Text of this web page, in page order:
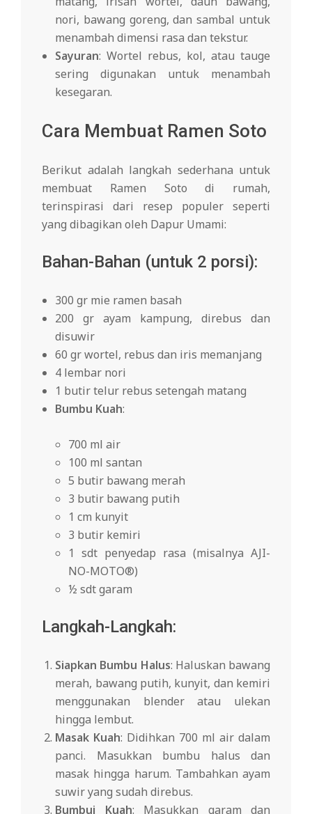
nori, bawang goreng, dan sambal untuk
menambah dimensi rasa dan tekstur.
Sayuran: Wortel rebus, kol, atau tauge
sering digunakan untuk menambah
kesegaran.
Cara Membuat Ramen Soto
Berikut adalah langkah sederhana untuk
membuat Ramen Soto di rumah,
terinspirasi dari resep populer seperti
yang dibagikan oleh Dapur Umami:
Bahan-Bahan (untuk 2 porsi):
300 gr mie ramen basah
200 gr ayam kampung, direbus dan
disuwir
60 gr wortel, rebus dan iris memanjang
4 lembar nori
1 butir telur rebus setengah matang
Bumbu Kuah:
700 ml air
100 ml santan
5 butir bawang merah
3 butir bawang putih
1 cm kunyit
3 butir kemiri
1 sdt penyedap rasa (misalnya AJI-
NO-MOTO®)
½ sdt garam
Langkah-Langkah:
Siapkan Bumbu Halus: Haluskan bawang
merah, bawang putih, kunyit, dan kemiri
menggunakan blender atau ulekan
hingga lembut.
Masak Kuah: Didihkan 700 ml air dalam
panci. Masukkan bumbu halus dan
masak hingga harum. Tambahkan ayam
suwir yang sudah direbus.
Bumbui Kuah: Masukkan garam dan